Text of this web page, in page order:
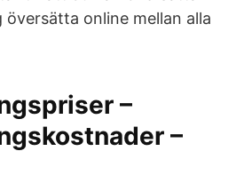
online mellan alla
–
–